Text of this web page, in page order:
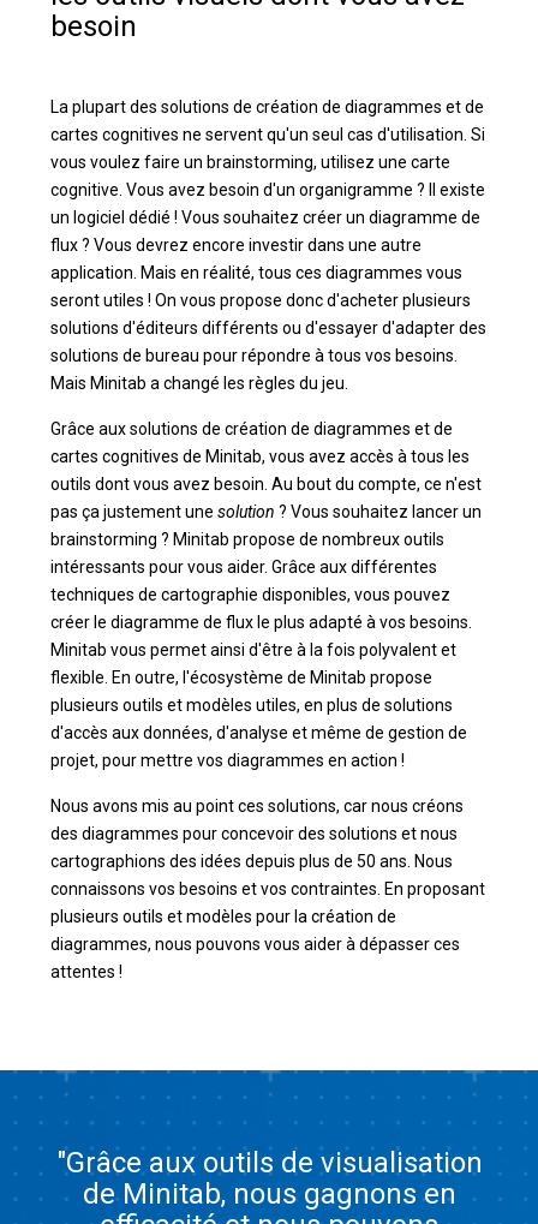
besoin
La plupart des solutions de création de diagrammes et de
cartes cognitives ne servent qu'un seul cas d'utilisation. Si
vous voulez faire un brainstorming, utilisez une carte
cognitive. Vous avez besoin d'un organigramme ? Il existe
un logiciel dédié ! Vous souhaitez créer un diagramme de
flux ? Vous devrez encore investir dans une autre
application. Mais en réalité, tous ces diagrammes vous
seront utiles ! On vous propose donc d'acheter plusieurs
solutions d'éditeurs différents ou d'essayer d'adapter des
solutions de bureau pour répondre à tous vos besoins.
Mais Minitab a changé les règles du jeu.
Grâce aux solutions de création de diagrammes et de
cartes cognitives de Minitab, vous avez accès à tous les
outils dont vous avez besoin. Au bout du compte, ce n'est
pas ça justement une solution ? Vous souhaitez lancer un
brainstorming ? Minitab propose de nombreux outils
intéressants pour vous aider. Grâce aux différentes
techniques de cartographie disponibles, vous pouvez
créer le diagramme de flux le plus adapté à vos besoins.
Minitab vous permet ainsi d'être à la fois polyvalent et
flexible. En outre, l'écosystème de Minitab propose
plusieurs outils et modèles utiles, en plus de solutions
d'accès aux données, d'analyse et même de gestion de
projet, pour mettre vos diagrammes en action !
Nous avons mis au point ces solutions, car nous créons
des diagrammes pour concevoir des solutions et nous
cartographions des idées depuis plus de 50 ans. Nous
connaissons vos besoins et vos contraintes. En proposant
plusieurs outils et modèles pour la création de
diagrammes, nous pouvons vous aider à dépasser ces
attentes !
"Grâce aux outils de visualisation
de Minitab, nous gagnons en